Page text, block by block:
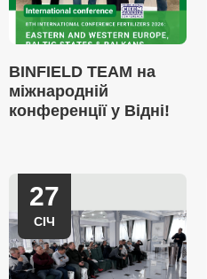
BINFIELD TEAM на
міжнародній
конференції у Відні!
27
СІЧ